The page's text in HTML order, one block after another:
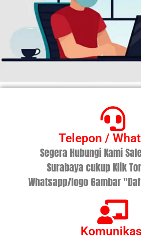
Telepon /
Segera Hubungi Kami
Surabaya cukup Klik
Whatsapp/logo Gambar